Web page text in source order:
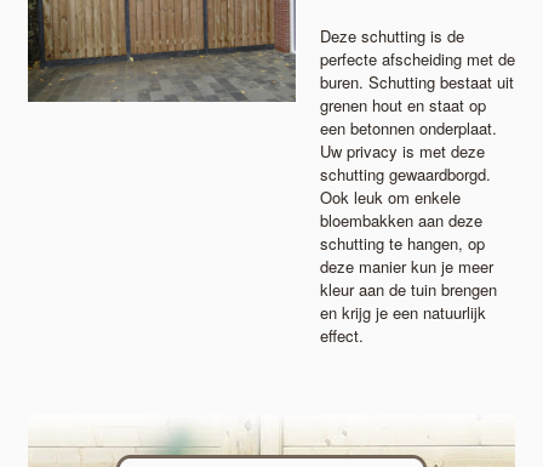
Deze schutting is de
perfecte afscheiding met de
buren. Schutting bestaat uit
grenen hout en staat op
een betonnen onderplaat.
Uw privacy is met deze
schutting gewaardborgd.
Ook leuk om enkele
bloembakken aan deze
schutting te hangen, op
deze manier kun je meer
kleur aan de tuin brengen
en krijg je een natuurlijk
effect.